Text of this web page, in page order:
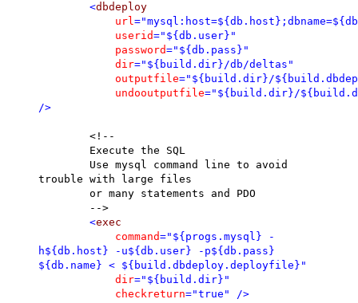
<dbdeploy
url
userid="${db.user}"
password="${db.pass}"
dir="${build.dir}/db/deltas"
outputfile="${build.dir}/
undooutputfile="${build.dir}/
/>
<!--
Execute the SQL
Use mysql command line to avoid
trouble with large files
or many statements and PDO
-->
<exec
command="${progs.mysql} -
h${db.host} -u${db.user} -p${db.pass}
${db.name} < ${build.dbdeploy.deployfile}"
dir="${build.dir}"
checkreturn="true"
/>